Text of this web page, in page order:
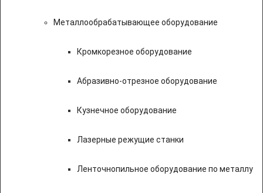
Металлообрабатывающее оборудование
Кромкорезное оборудование
Абразивно-отрезное оборудование
Кузнечное оборудование
Лазерные режущие станки
Ленточнопильное оборудование по металлу